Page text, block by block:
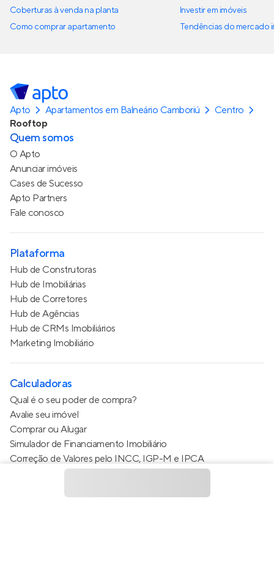
Coberturas à venda na planta
Como comprar apartamento
Investir em imóveis
Tendências do mercado
Apto Apartamentos em Balneário Camboriú
Centro
Rooftop
Quem somos
O Apto
Anunciar imóveis
Cases de Sucesso
Apto Partners
Fale conosco
Plataforma
Hub de Construtoras
Hub de Imobiliárias
Hub de Corretores
Hub de Agências
Hub de CRMs Imobiliários
Marketing Imobiliário
Calculadoras
Qual é o seu poder de compra?
Avalie seu imóvel
Comprar ou Alugar
Simulador de Financiamento Imobiliário
Correção de Valores pelo INCC, IGP-M e IPCA
Estimativa de valor do condomínio